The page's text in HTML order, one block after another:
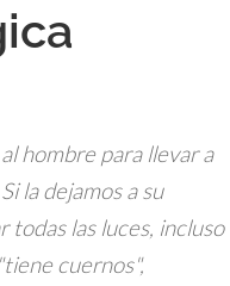
hombre para llevar a
la dejamos a su
todas las luces, incluso
cuernos",